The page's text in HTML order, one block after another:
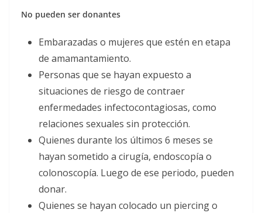
No pueden ser donantes
Embarazadas o mujeres que estén en etapa
de amamantamiento.
Personas que se hayan expuesto a
situaciones de riesgo de contraer
enfermedades infectocontagiosas, como
relaciones sexuales sin protección.
Quienes durante los últimos 6 meses se
hayan sometido a cirugía, endoscopía o
colonoscopía. Luego de ese periodo, pueden
donar.
Quienes se hayan colocado un piercing o